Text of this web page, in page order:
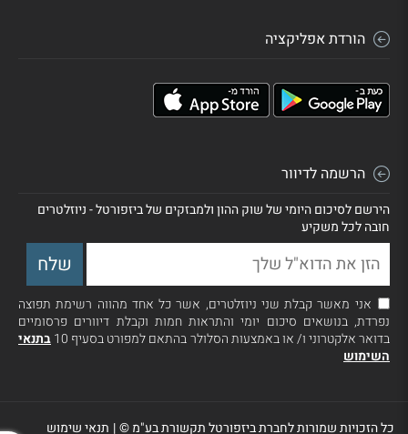
הורדת אפליקציה
הרשמה לדיוור
הירשם לסיכום היומי של שוק ההון ולמבזקים של ביזפורטל - ניוזלטרים
חובה לכל משקיע
אני מאשר קבלת שני ניוזלטרים, אשר כל אחד מהווה רשימת תפוצה
נפרדת, בנושאים סיכום יומי והתראות חמות וקבלת דיוורים פרסומיים
בדואר אלקטרוני ו/ או באמצעות הסלולר בהתאם למפורט בסעיף 10
בתנאי
השימוש
כל הזכויות שמורות לחברת ביזפורטל תקשורת בע"מ ©| תנאי שימוש